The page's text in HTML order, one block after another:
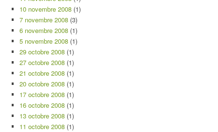
10 novembre 2008 (1)
7 novembre 2008 (3)
6 novembre 2008 (1)
5 novembre 2008 (1)
29 octobre 2008 (1)
27 octobre 2008 (1)
21 octobre 2008 (1)
20 octobre 2008 (1)
17 octobre 2008 (1)
16 octobre 2008 (1)
13 octobre 2008 (1)
11 octobre 2008 (1)